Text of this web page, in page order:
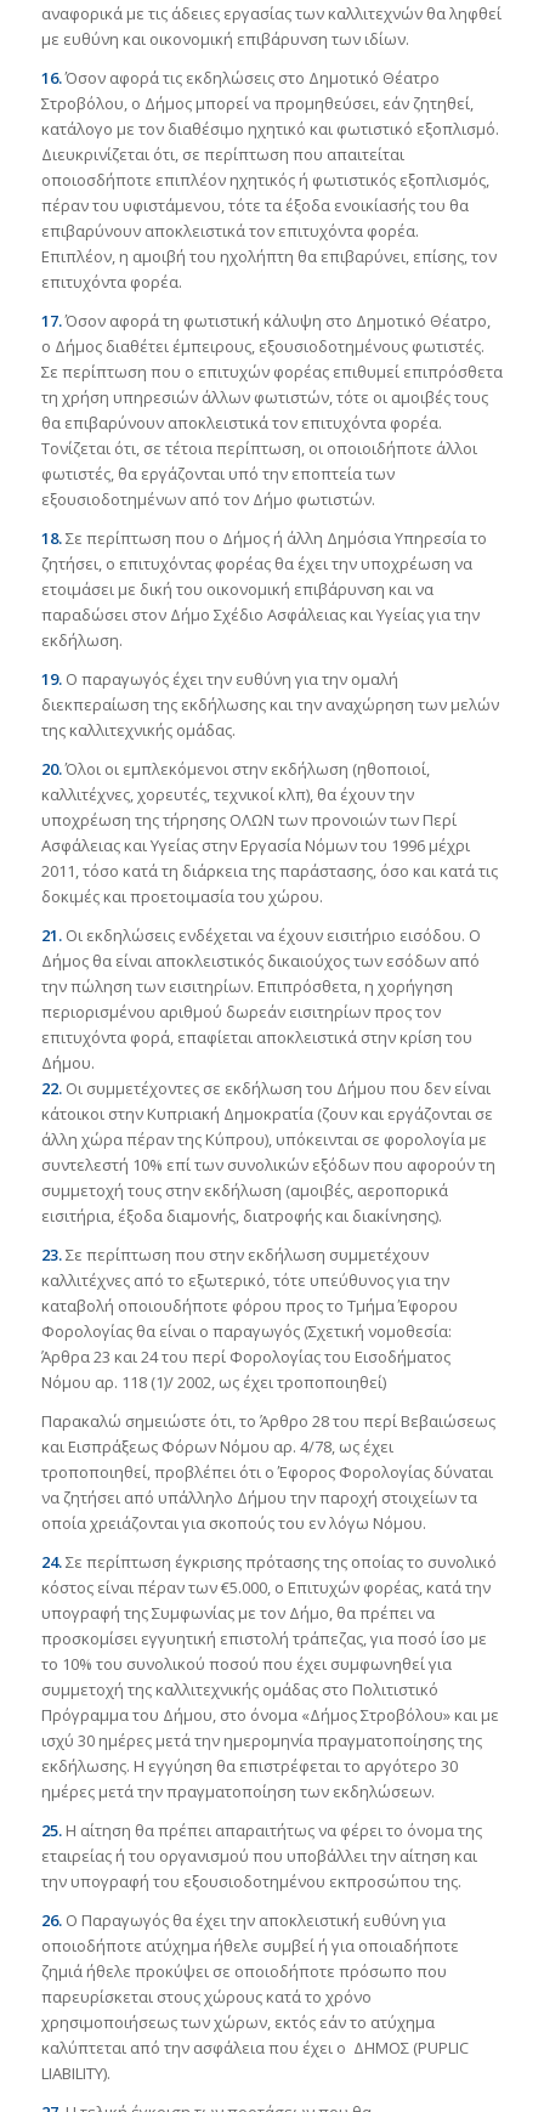
αναφορικά με τις άδειες εργασίας των καλλιτεχνών θα ληφθεί
με ευθύνη και οικονομική επιβάρυνση των ιδίων.
16.Όσον αφορά τις εκδηλώσεις στο Δημοτικό Θέατρο
Στροβόλου, ο Δήμος μπορεί να προμηθεύσει, εάν ζητηθεί,
κατάλογο με τον διαθέσιμο ηχητικό και φωτιστικό εξοπλισμό.
Διευκρινίζεται ότι, σε περίπτωση που απαιτείται
οποιοσδήποτε επιπλέον ηχητικός ή φωτιστικός εξοπλισμός,
πέραν του υφιστάμενου, τότε τα έξοδα ενοικίασής του θα
επιβαρύνουν αποκλειστικά τον επιτυχόντα φορέα.
Επιπλέον, η αμοιβή του ηχολήπτη θα επιβαρύνει, επίσης, τον
επιτυχόντα φορέα.
17.Όσον αφορά τη φωτιστική κάλυψη στο Δημοτικό Θέατρο,
ο Δήμος διαθέτει έμπειρους, εξουσιοδοτημένους φωτιστές.
Σε περίπτωση που ο επιτυχών φορέας επιθυμεί επιπρόσθετα
τη χρήση υπηρεσιών άλλων φωτιστών, τότε οι αμοιβές τους
θα επιβαρύνουν αποκλειστικά τον επιτυχόντα φορέα.
Τονίζεται ότι, σε τέτοια περίπτωση, οι οποιοιδήποτε άλλοι
φωτιστές, θα εργάζονται υπό την εποπτεία των
εξουσιοδοτημένων από τον Δήμο φωτιστών.
18.Σε περίπτωση που ο Δήμος ή άλλη Δημόσια Υπηρεσία το
ζητήσει, ο επιτυχόντας φορέας θα έχει την υποχρέωση να
ετοιμάσει με δική του οικονομική επιβάρυνση και να
παραδώσει στον Δήμο Σχέδιο Ασφάλειας και Υγείας για την
εκδήλωση.
19.Ο παραγωγός έχει την ευθύνη για την ομαλή
διεκπεραίωση της εκδήλωσης και την αναχώρηση των μελών
της καλλιτεχνικής ομάδας.
20.Όλοι οι εμπλεκόμενοι στην εκδήλωση (ηθοποιοί,
καλλιτέχνες, χορευτές, τεχνικοί κλπ), θα έχουν την
υποχρέωση της τήρησης ΟΛΩΝ των προνοιών των Περί
Ασφάλειας και Υγείας στην Εργασία Νόμων του 1996 μέχρι
2011, τόσο κατά τη διάρκεια της παράστασης, όσο και κατά τις
δοκιμές και προετοιμασία του χώρου.
21.Οι εκδηλώσεις ενδέχεται να έχουν εισιτήριο εισόδου. Ο
Δήμος θα είναι αποκλειστικός δικαιούχος των εσόδων από
την πώληση των εισιτηρίων. Επιπρόσθετα, η χορήγηση
περιορισμένου αριθμού δωρεάν εισιτηρίων προς τον
επιτυχόντα φορά, επαφίεται αποκλειστικά στην κρίση του
Δήμου.
22.Οι συμμετέχοντες σε εκδήλωση του Δήμου που δεν είναι
κάτοικοι στην Κυπριακή Δημοκρατία (ζουν και εργάζονται σε
άλλη χώρα πέραν της Κύπρου), υπόκεινται σε φορολογία με
συντελεστή 10% επί των συνολικών εξόδων που αφορούν τη
συμμετοχή τους στην εκδήλωση (αμοιβές, αεροπορικά
εισιτήρια, έξοδα διαμονής, διατροφής και διακίνησης).
23.Σε περίπτωση που στην εκδήλωση συμμετέχουν
καλλιτέχνες από το εξωτερικό, τότε υπεύθυνος για την
καταβολή οποιουδήποτε φόρου προς το Τμήμα Έφορου
Φορολογίας θα είναι ο παραγωγός (Σχετική νομοθεσία:
Άρθρα 23 και 24 του περί Φορολογίας του Εισοδήματος
Νόμου αρ. 118 (1)/ 2002, ως έχει τροποποιηθεί)
Παρακαλώ σημειώστε ότι, το Άρθρο 28 του περί Βεβαιώσεως
και Εισπράξεως Φόρων Νόμου αρ. 4/78, ως έχει
τροποποιηθεί, προβλέπει ότι ο Έφορος Φορολογίας δύναται
να ζητήσει από υπάλληλο Δήμου την παροχή στοιχείων τα
οποία χρειάζονται για σκοπούς του εν λόγω Νόμου.
24.Σε περίπτωση έγκρισης πρότασης της οποίας το συνολικό
κόστος είναι πέραν των €5.000, ο Επιτυχών φορέας, κατά την
υπογραφή της Συμφωνίας με τον Δήμο, θα πρέπει να
προσκομίσει εγγυητική επιστολή τράπεζας, για ποσό ίσο με
το 10% του συνολικού ποσού που έχει συμφωνηθεί για
συμμετοχή της καλλιτεχνικής ομάδας στο Πολιτιστικό
Πρόγραμμα του Δήμου, στο όνομα «Δήμος Στροβόλου» και με
ισχύ 30 ημέρες μετά την ημερομηνία πραγματοποίησης της
εκδήλωσης. Η εγγύηση θα επιστρέφεται το αργότερο 30
ημέρες μετά την πραγματοποίηση των εκδηλώσεων.
25.Η αίτηση θα πρέπει απαραιτήτως να φέρει το όνομα της
εταιρείας ή του οργανισμού που υποβάλλει την αίτηση και
την υπογραφή του εξουσιοδοτημένου εκπροσώπου της.
26.Ο Παραγωγός θα έχει την αποκλειστική ευθύνη για
οποιοδήποτε ατύχημα ήθελε συμβεί ή για οποιαδήποτε
ζημιά ήθελε προκύψει σε οποιοδήποτε πρόσωπο που
παρευρίσκεται στους χώρους κατά το χρόνο
χρησιμοποιήσεως των χώρων, εκτός εάν το ατύχημα
καλύπτεται από την ασφάλεια που έχει ο ΔΗΜΟΣ (PUPLIC
LIABILITY).